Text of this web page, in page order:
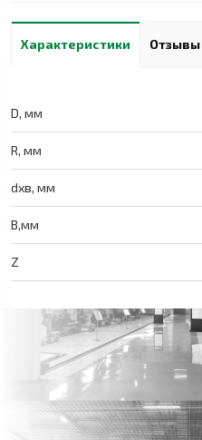
Характеристики Отзывы
D, мм
R, мм
dхв, мм
B,мм
Z